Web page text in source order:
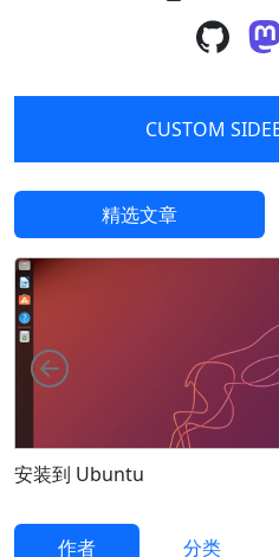
CUSTOM
精选文章
安装到 Ubuntu
向左
作者 分类